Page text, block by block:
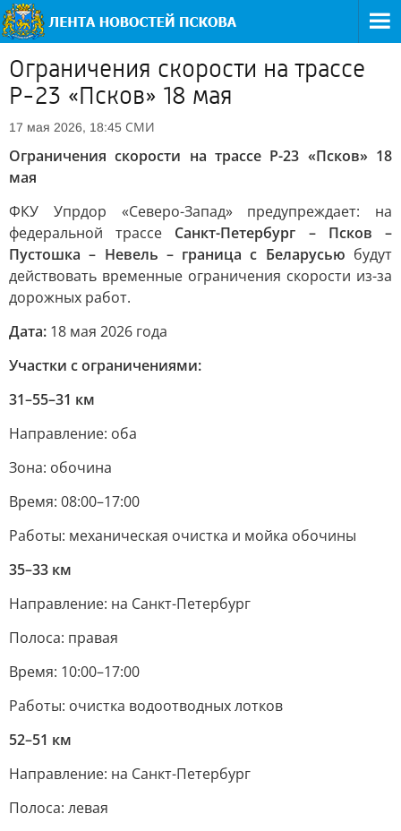
Ограничения скорости на трассе
Р-23 «Псков» 18 мая
17 мая 2026, 18:45 СМИ
Ограничения скорости на трассе Р-23 «Псков» 18
мая
ФКУ Упрдор «Северо-Запад» предупреждает: на
федеральной трассе Санкт-Петербург – Псков –
Пустошка – Невель – граница с Беларусью будут
действовать временные ограничения скорости из-за
дорожных работ.
Дата: 18 мая 2026 года
Участки с ограничениями:
31–55–31 км
Направление: оба
Зона: обочина
Время: 08:00–17:00
Работы: механическая очистка и мойка обочины
35–33 км
Направление: на Санкт-Петербург
Полоса: правая
Время: 10:00–17:00
Работы: очистка водоотводных лотков
52–51 км
Направление: на Санкт-Петербург
Полоса: левая